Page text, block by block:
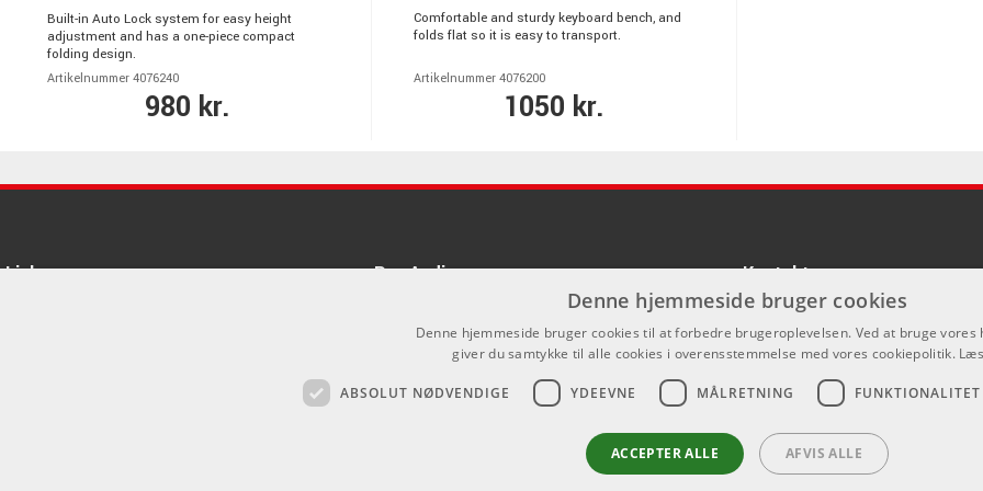
Built-in Auto Lock system for easy height
adjustment and has a one-piece compact
folding design.
Artikelnummer 4076240
980 kr.
Comfortable and sturdy keyboard bench, and
folds flat so it is easy to transport.
Artikelnummer 4076200
1050 kr.
Links Pro Audio Kontakt
Som privatperson kan du ikke købe på
hjemmeside, alt salg foregår gennem
info@emnordic.dk
Denne hjemmeside bruger cookies
Denne hjemmeside bruger cookies til at forbedre brugeroplevelsen. Ved at bruge vores
giver du samtykke til alle cookies i overensstemmelse med vores cookiepolitik.
ABSOLUT NØDVENDIGE YDEEVNE MÅLRETNING FUNKTIONALITET
ACCEPTER ALLE AFVIS ALLE